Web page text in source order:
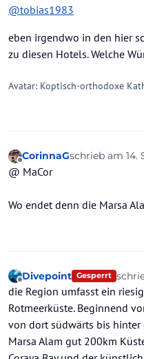
@tobias1983
eben irgendwo in den hier
zu diesen Hotels. Welche
Avatar: Koptisch-orthodoxe
Offline
CorinnaGschrieb am 14.
zuletzt editiert
@ MaCor
Wo endet denn die Marsa
Offline
Divepoint Gesperrt
die Region umfasst ein
Rotmeerküste. Beginnend
von dort südwärts bis
Marsa Alam gut 200km